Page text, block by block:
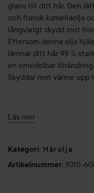
glans till ditt hår. Den
och fransk kameliaolja
långvarigt skydd mot
Eftersom denna olja
lämnar ditt hår 99 %
en omedelbar
Skyddar mot värme upp
lystergivande effekt.
och enklare att
Kontrollerar
Hjälper till att
Läs mer
Kategori: Hårolja
Artikelnummer: 1015-